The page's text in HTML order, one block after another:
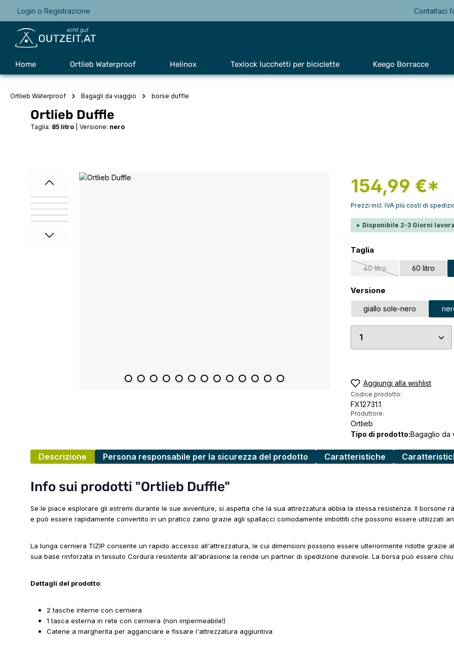
Passa alla navigazione principale
Login o Registrazione Contattaci
Home Ortlieb Waterproof Helinox Texlock lucchetti per biciclette Keego Borracce
Ortlieb Waterproof Bagagli da viaggio borse duffle
Ortlieb Duffle
Taglia: 85 litro Versione: nero
Salta la galleria di immagini 154,99 €*
Prezzi incl. IVA più costi di
Disponibile 2-3 Giorni
Seleziona
Taglia
40 litro
(Questa opzione non è al
60 litro
Seleziona
Versione
giallo sole-nero
Quantità del
Aggiungi alla wishlist
Codice prodotto:
FX12731.1
Produttore:
Ortlieb
Tipo di prodotto:Bagaglio da
Descrizione Persona responsabile per la sicurezza del prodotto Caratteristiche
Info sui prodotti "Ortlieb Duffle"
Se le piace esplorare gli estremi durante le sue avventure, si aspetta che la sua attrezzatura abbia la stessa resistenza. Il borsone
e può essere rapidamente convertito in un pratico zaino grazie agli spallacci comodamente imbottiti che possono essere utilizzati
La lunga cerniera TIZIP consente un rapido accesso all'attrezzatura, le cui dimensioni possono essere ulteriormente ridotte grazie
sua base rinforzata in tessuto Cordura resistente all'abrasione la rende un partner di spedizione durevole. La borsa può essere
Dettagli del prodotto:
2 tasche interne con cerniera
1 tasca esterna in rete con cerniera (non impermeabile!)
Catene a margherita per agganciare e fissare l'attrezzatura aggiuntiva